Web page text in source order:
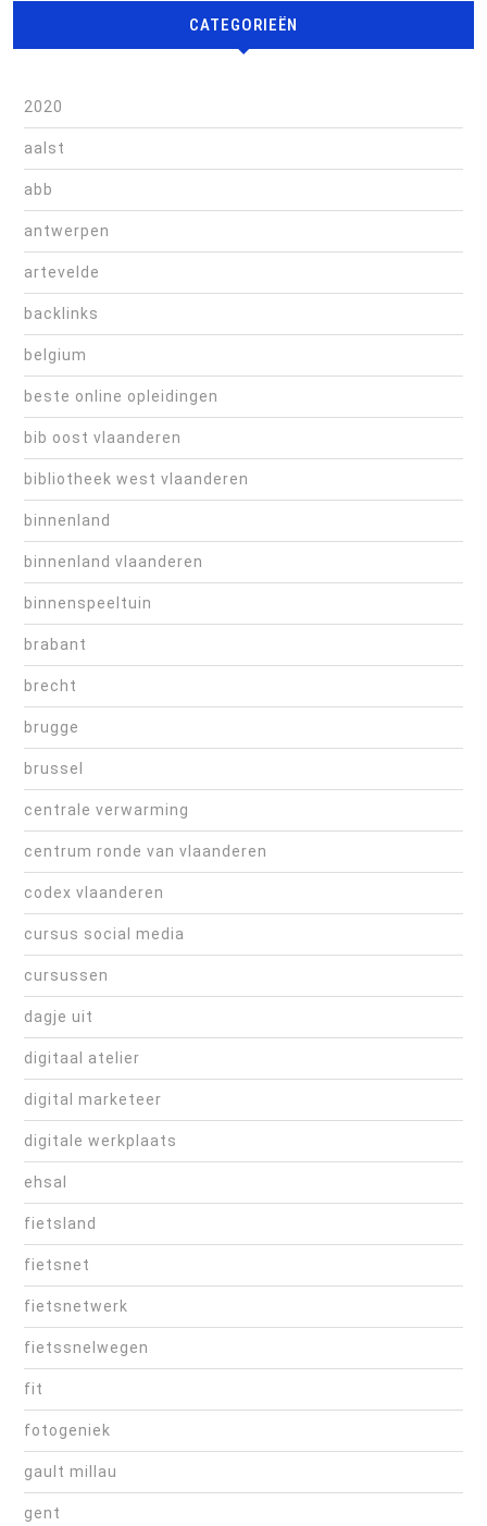
CATEGORIEËN
2020
aalst
abb
antwerpen
artevelde
backlinks
belgium
beste online opleidingen
bib oost vlaanderen
bibliotheek west vlaanderen
binnenland
binnenland vlaanderen
binnenspeeltuin
brabant
brecht
brugge
brussel
centrale verwarming
centrum ronde van vlaanderen
codex vlaanderen
cursus social media
cursussen
dagje uit
digitaal atelier
digital marketeer
digitale werkplaats
ehsal
fietsland
fietsnet
fietsnetwerk
fietssnelwegen
fit
fotogeniek
gault millau
gent